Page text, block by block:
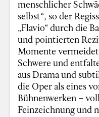
menschlicher
selbst“, so der
„Flavio“ durch die
und pointierten
Momente
Schwere und
aus Drama und
die Oper als eines
Bühnenwerken –
Feinzeichnung und